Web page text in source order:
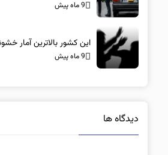
9 ماه پیش
این کشور بالاترین آمار
9 ماه پیش
دیدگاه ها